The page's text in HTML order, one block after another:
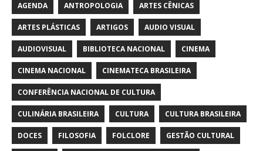
AGENDA ANTROPOLOGIA ARTES CÊNICAS
ARTES PLÁSTICAS ARTIGOS AUDIO VISUAL
AUDIOVISUAL BIBLIOTECA NACIONAL CINEMA
CINEMA NACIONAL CINEMATECA BRASILEIRA
CONFERÊNCIA NACIONAL DE CULTURA
CULINÁRIA BRASILEIRA CULTURA CULTURA BRASILEIRA
DOCES FILOSOFIA FOLCLORE GESTÃO CULTURAL